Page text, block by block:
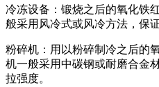
冷冻设备：锻烧之后的氧化铁
般采用风冷式或风冷方法，保
粉碎机：用以粉碎制冷之后的
机一般采用中碳钢或耐磨合金
拉强度。